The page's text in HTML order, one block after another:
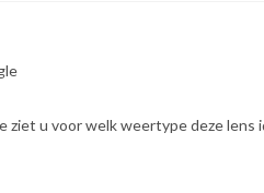
ziet u voor welk weertype deze lens